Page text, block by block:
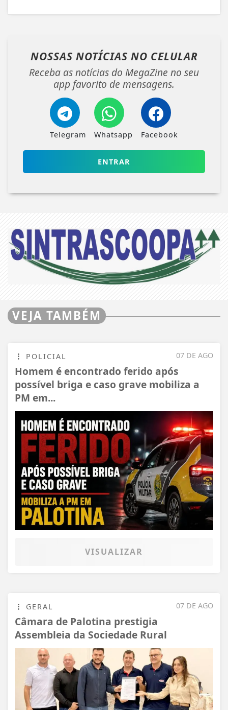
NOSSAS NOTÍCIAS NO CELULAR
Receba as notícias do MegaZine no seu
app favorito de mensagens.
Telegram Whatsapp Facebook
ENTRAR
VEJA TAMBÉM
07 DE AGO
POLICIAL
Homem é encontrado ferido após
possível briga e caso grave mobiliza a
PM em...
VISUALIZAR
07 DE AGO
GERAL
Câmara de Palotina prestigia
Assembleia da Sociedade Rural